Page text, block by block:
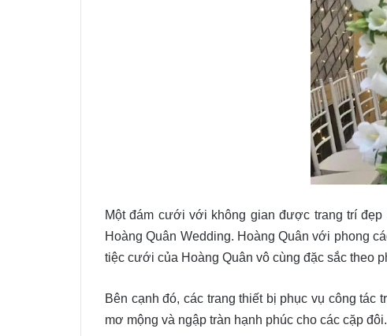
Một đám cưới với không gian được trang trí
Hoàng Quân Wedding. Hoàng Quân với phong
tiệc cưới của Hoàng Quân vô cùng đặc sắc theo
Bên cạnh đó, các trang thiết bị phục vụ công
mơ mộng và ngập tràn hạnh phúc cho các cặp đôi.